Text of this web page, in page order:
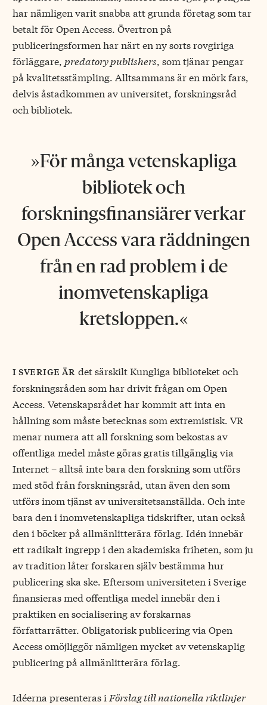
har nämligen varit snabba att grunda företag som tar
betalt för Open Access. Övertron på
publiceringsformen har närt en ny sorts rovgiriga
förläggare, predatory publishers, som tjänar pengar
på kvalitetsstämpling. Alltsammans är en mörk fars,
delvis åstadkommen av universitet, forskningsråd
och bibliotek.
För många vetenskapliga
bibliotek och
forskningsfinansiärer verkar
Open Access vara räddningen
från en rad problem i de
inomvetenskapliga
kretsloppen.
i sverige är det särskilt Kungliga biblioteket och
forskningsråden som har drivit frågan om Open
Access. Vetenskapsrådet har kommit att inta en
hållning som måste betecknas som extremistisk. VR
menar numera att all forskning som bekostas av
offentliga medel måste göras gratis tillgänglig via
Internet – alltså inte bara den forskning som utförs
med stöd från forskningsråd, utan även den som
utförs inom tjänst av universitetsanställda. Och inte
bara den i inomvetenskapliga tidskrifter, utan också
den i böcker på allmänlitterära förlag. Idén innebär
ett radikalt ingrepp i den akademiska friheten, som ju
av tradition låter forskaren själv bestämma hur
publicering ska ske. Eftersom universiteten i Sverige
finansieras med offentliga medel innebär den i
praktiken en socialisering av forskarnas
författarrätter. Obligatorisk publicering via Open
Access omöjliggör nämligen mycket av vetenskaplig
publicering på allmänlitterära förlag.
Idéerna presenteras i Förslag till nationella riktlinjer